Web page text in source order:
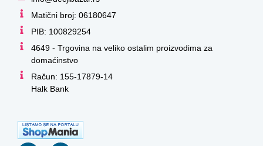
Matični broj: 06180647
PIB: 100829254
4649 - Trgovina na veliko ostalim proizvodima za
domaćinstvo
Račun: 155-17879-14
Halk Bank